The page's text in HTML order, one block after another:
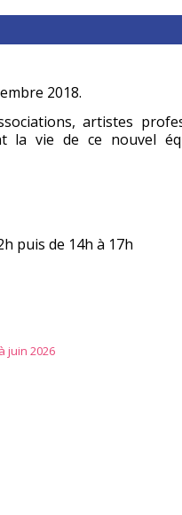
2018.
artistes
la vie de ce nouvel
puis de 14h à 17h
juin 2026